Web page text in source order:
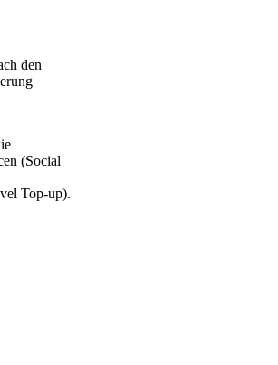
den
(Social
Top-up).